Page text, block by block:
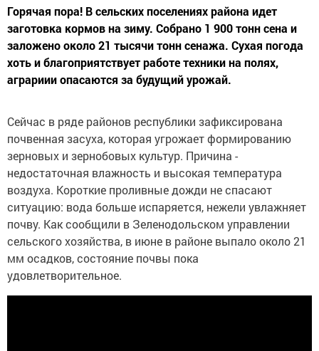
Горячая пора! В сельских поселениях района идет
заготовка кормов на зиму. Собрано 1 900 тонн сена и
заложено около 21 тысячи тонн сенажа. Сухая погода
хоть и благоприятствует работе техники на полях,
аграриии опасаются за будущий урожай.
Сейчас в ряде районов республики зафиксирована
почвенная засуха, которая угрожает формированию
зерновых и зернобовых культур. Причина -
недостаточная влажность и высокая температура
воздуха. Короткие проливные дожди не спасают
ситуацию: вода больше испаряется, нежели увлажняет
почву. Как сообщили в Зеленодольском управлении
сельского хозяйства, в июне в районе выпало около 21
мм осадков, состояние почвы пока
удовлетворительное.